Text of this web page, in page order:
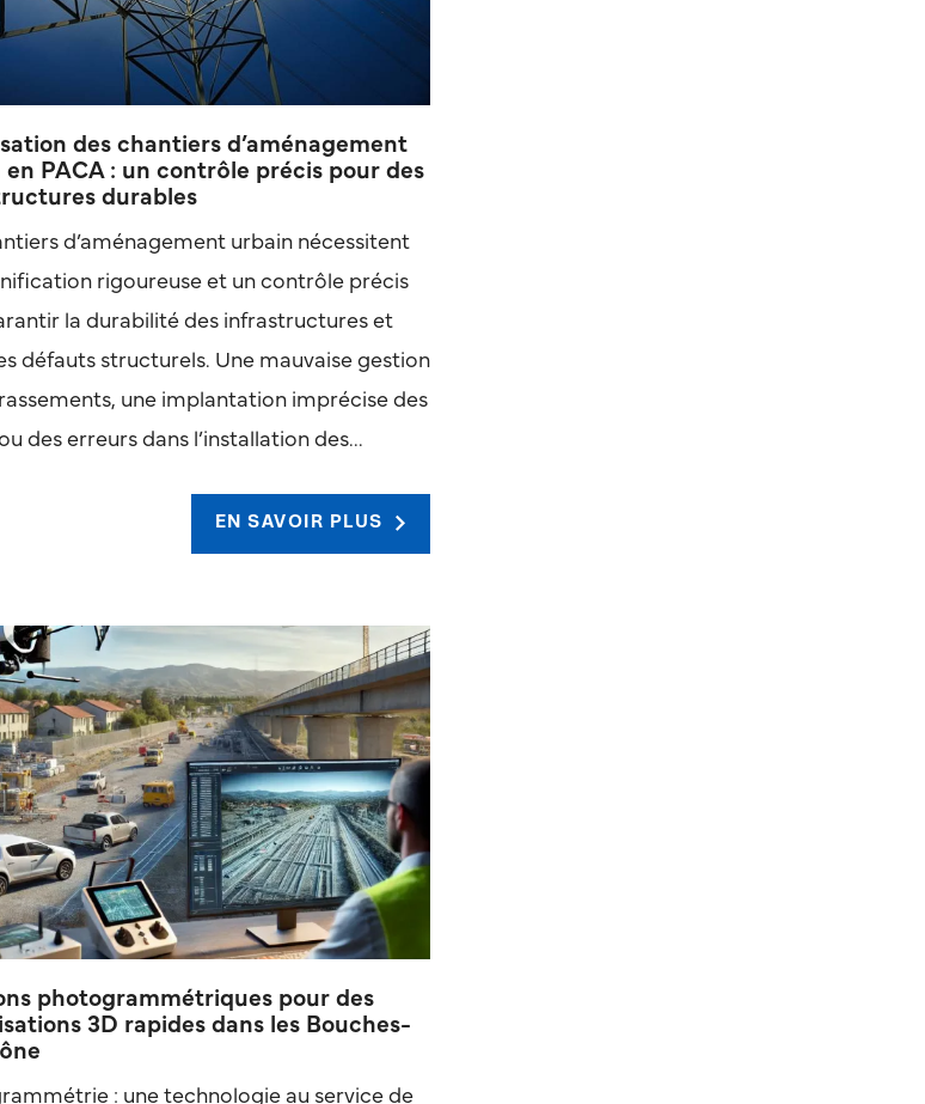
des chantiers d’aménagement
PACA : un contrôle précis pour des
durables
d’aménagement urbain nécessitent
rigoureuse et un contrôle précis
la durabilité des infrastructures et
défauts structurels. Une mauvaise gestion
une implantation imprécise des
des erreurs dans l’installation des...
EN SAVOIR PLUS
photogrammétriques pour des
3D rapides dans les Bouches-
: une technologie au service de